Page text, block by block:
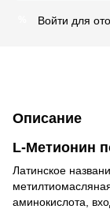
Войти для
Описание
L-Метионин
Латинское
аминокислота,